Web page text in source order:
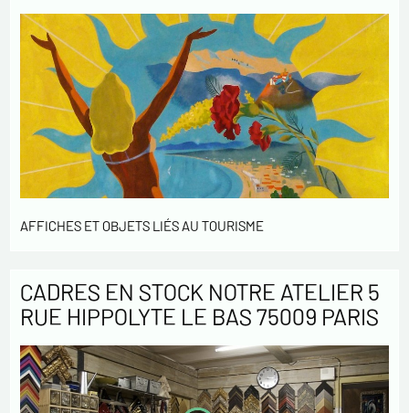
AFFICHES ET OBJETS LIÉS AU TOURISME
CADRES EN STOCK NOTRE ATELIER 5
RUE HIPPOLYTE LE BAS 75009 PARIS